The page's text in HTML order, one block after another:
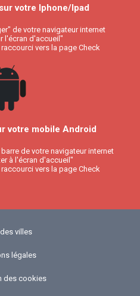
votre Iphone/Ipad
de votre navigateur internet
l'écran d'accueil"
vers la page Check
votre mobile Android
de votre navigateur internet
à l'écran d'accueil"
vers la page Check
villes
légales
des cookies